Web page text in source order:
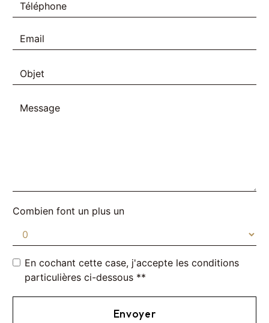
Combien font un plus un
En cochant cette case, j'accepte les conditions
particulières ci-dessous **
Envoyer